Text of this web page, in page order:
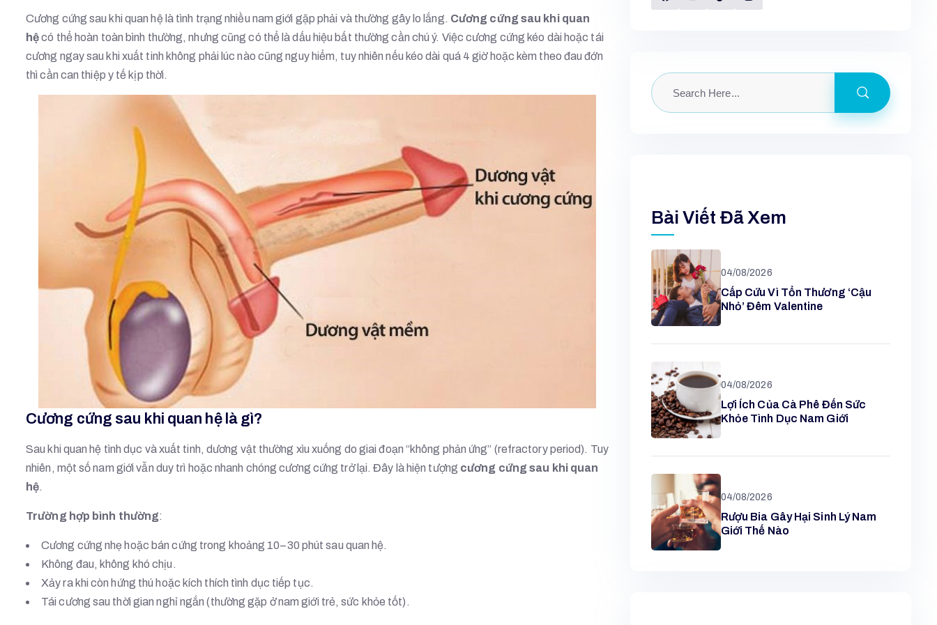
Cương cứng sau khi quan hệ là tình trạng nhiều nam giới gặp phải và thường gây lo lắng. Cương cứng sau khi quan
hệcó thể hoàn toàn bình thường, nhưng cũng có thể là dấu hiệu bất thường cần chú ý. Việc cương cứng kéo dài hoặc tái
cương ngay sau khi xuất tinh không phải lúc nào cũng nguy hiểm, tuy nhiên nếu kéo dài quá 4 giờ hoặc kèm theo đau đớn
thì cần can thiệp y tế kịp thời.
Cương cứng sau khi quan hệ là gì?
Sau khi quan hệ tình dục và xuất tinh, dương vật thường xìu xuống do giai đoạn “không phản ứng” (refractory period). Tuy
nhiên, một số nam giới vẫn duy trì hoặc nhanh chóng cương cứng trở lại. Đây là hiện tượng cương cứng sau khi quan
hệ.
Trường hợp bình thường:
Cương cứng nhẹ hoặc bán cứng trong khoảng 10–30 phút sau quan hệ.
Không đau, không khó chịu.
Xảy ra khi còn hứng thú hoặc kích thích tình dục tiếp tục.
Tái cương sau thời gian nghỉ ngắn (thường gặp ở nam giới trẻ, sức khỏe tốt).
Bài Viết Đã Xem
04/08/2026
Cấp Cứu Vì Tổn Thương ‘cậu
Nhỏ’ Đêm Valentine
04/08/2026
Lợi Ích Của Cà Phê Đến Sức
Khỏe Tình Dục Nam Giới
04/08/2026
Rượu Bia Gây Hại Sinh Lý Nam
Giới Thế Nào